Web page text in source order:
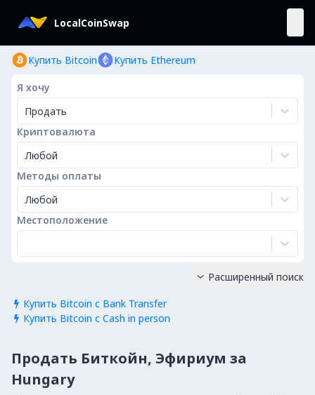
LocalCoinSwap
Купить Bitcoin Купить Ethereum
Я хочу
Продать
Криптовалюта
Любой
Методы оплаты
Любой
Местоположение
 Купить Bitcoin с Bank Transfer
 Купить Bitcoin с Cash in person
 Расширенный поиск
Продать Биткойн, Эфириум за
Hungary